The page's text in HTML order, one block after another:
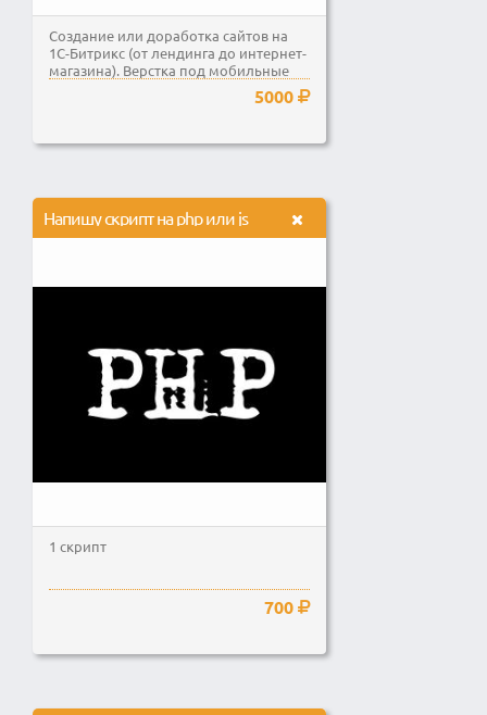
Создание или доработка сайтов на
1С-Битрикс (от лендинга до интернет-
магазина). Верстка под мобильные
5000
Напишу скрипт на php или js
1 скрипт
700